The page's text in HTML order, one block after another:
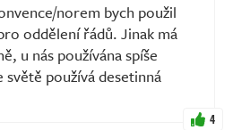
norem bych použil
oddělení řádů. Jinak má
u nás používána spíše
světě používá desetinná
4